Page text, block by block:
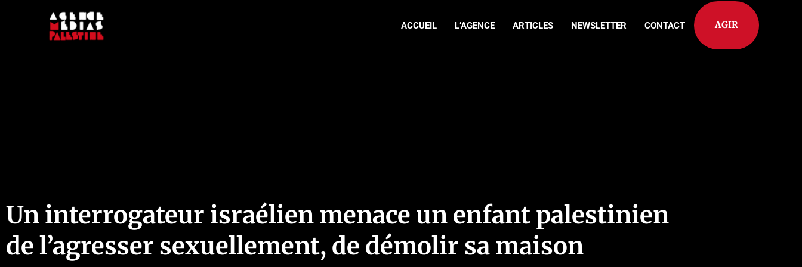
ACCUEIL L’AGENCE ARTICLES NEWSLETTER CONTACT AGIR
Un interrogateur israélien menace un enfant palestinien
de l’agresser sexuellement, de démolir sa maison